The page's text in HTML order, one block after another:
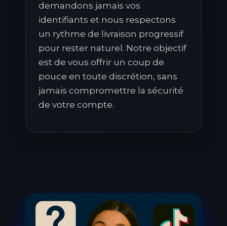
demandons jamais vos
identifiants et nous respectons
un rythme de livraison progressif
pour rester naturel. Notre objectif
est de vous offrir un coup de
pouce en toute discrétion, sans
jamais compromettre la sécurité
de votre compte.